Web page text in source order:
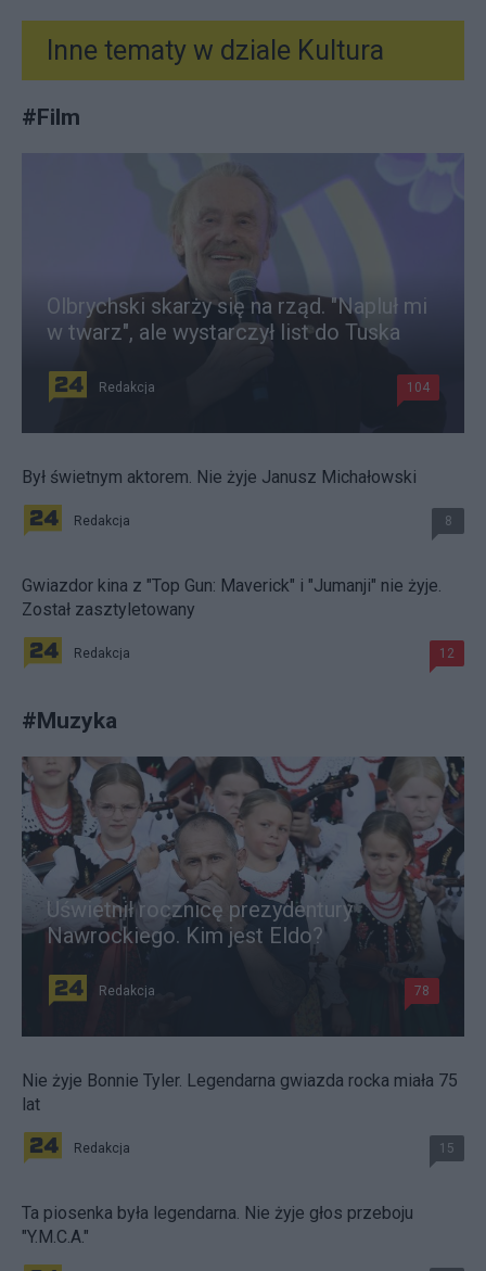
Inne tematy w dziale Kultura
#Film
Olbrychski skarży się na rząd. "Napluł mi
w twarz", ale wystarczył list do Tuska
Redakcja 104
Był świetnym aktorem. Nie żyje Janusz Michałowski
Redakcja 8
Gwiazdor kina z "Top Gun: Maverick" i "Jumanji" nie żyje.
Został zasztyletowany
Redakcja 12
#Muzyka
Uświetnił rocznicę prezydentury
Nawrockiego. Kim jest Eldo?
Redakcja 78
Nie żyje Bonnie Tyler. Legendarna gwiazda rocka miała 75
lat
Redakcja 15
Ta piosenka była legendarna. Nie żyje głos przeboju
"Y.M.C.A."